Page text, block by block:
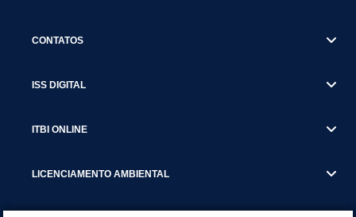
CONTATOS
ISS DIGITAL
ITBI ONLINE
LICENCIAMENTO AMBIENTAL